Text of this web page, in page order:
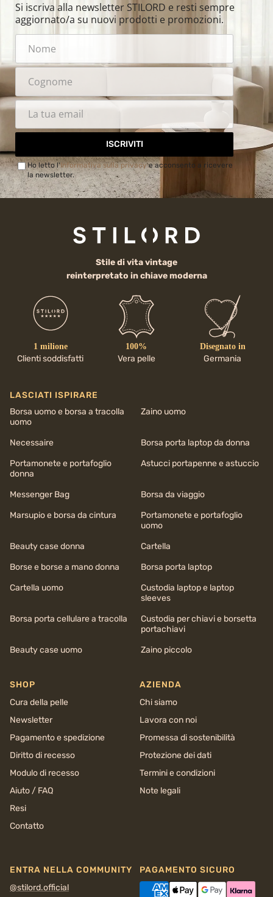
Si iscriva alla newsletter STILORD e resti sempre
aggiornato/a su nuovi prodotti e promozioni.
ISCRIVITI
Ho letto l'Informativa sulla privacye acconsento a ricevere
la newsletter.
Stile di vita vintage
reinterpretato in chiave moderna
1 milione
Clienti soddisfatti
100%
Vera pelle
Disegnato in
Germania
LASCIATI ISPIRARE
Borsa uomo e borsa a tracolla
uomo
Zaino uomo
Necessaire
Borsa porta laptop da donna
Portamonete e portafoglio
donna
Astucci portapenne e astuccio
Messenger Bag
Borsa da viaggio
Marsupio e borsa da cintura
Portamonete e portafoglio
uomo
Beauty case donna
Cartella
Borse e borse a mano donna
Borsa porta laptop
Cartella uomo
Custodia laptop e laptop
sleeves
Borsa porta cellulare a tracolla
Custodia per chiavi e borsetta
portachiavi
Beauty case uomo
Zaino piccolo
SHOP
Cura della pelle
Newsletter
Pagamento e spedizione
Diritto di recesso
Modulo di recesso
Aiuto / FAQ
Resi
Contatto
AZIENDA
Chi siamo
Lavora con noi
Promessa di sostenibilità
Protezione dei dati
Termini e condizioni
Note legali
ENTRA NELLA COMMUNITY
@stilord.official
PAGAMENTO SICURO